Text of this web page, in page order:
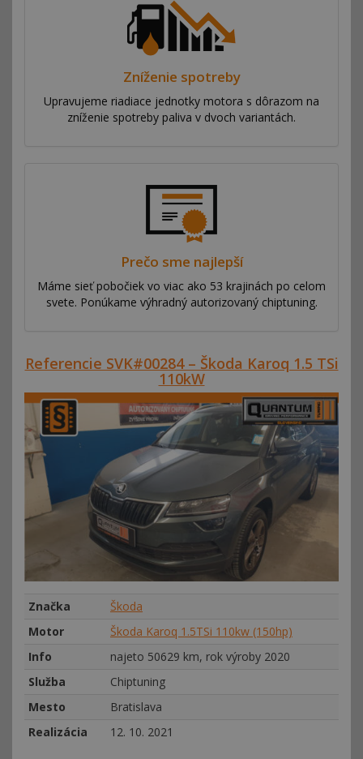
Zníženie spotreby
Upravujeme riadiace jednotky motora s dôrazom na
zníženie spotreby paliva v dvoch variantách.
Prečo sme najlepší
Máme sieť pobočiek vo viac ako 53 krajinách po celom
svete. Ponúkame výhradný autorizovaný chiptuning.
Referencie SVK#00284 – Škoda Karoq 1.5 TSi
110kW
Značka
Škoda
Motor
Škoda Karoq 1.5TSi 110kw (150hp)
Info
najeto 50629 km, rok výroby 2020
Služba
Chiptuning
Mesto
Bratislava
Realizácia
12. 10. 2021